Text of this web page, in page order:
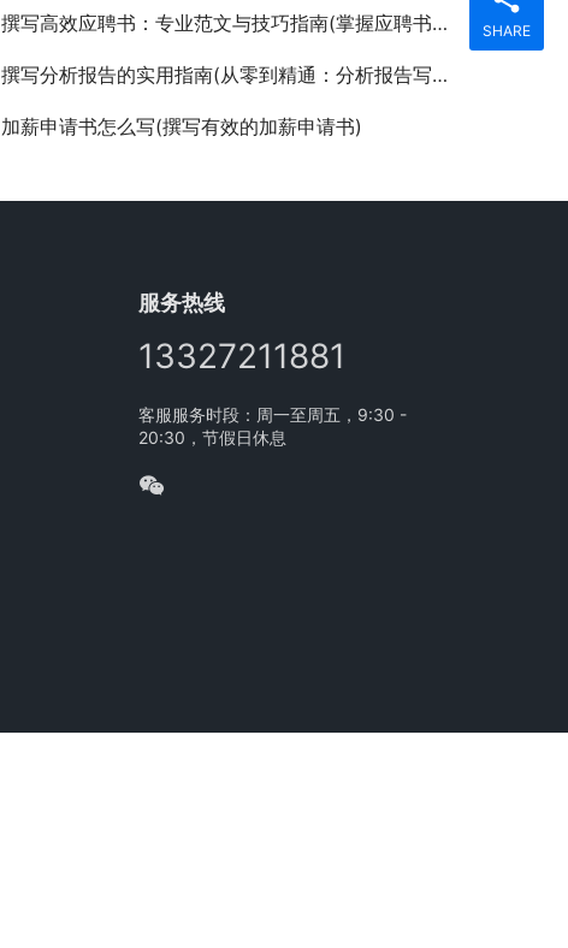
撰写高效应聘书：专业范文与技巧指南(掌握应聘书撰写要点，提升求职成功率的长尾策略)
撰写分析报告的实用指南(从零到精通：分析报告写作技巧与案例分析)
加薪申请书怎么写(撰写有效的加薪申请书)
服务热线
13327211881
客服服务时段：周一至周五，9:30 -
20:30，节假日休息
SHARE